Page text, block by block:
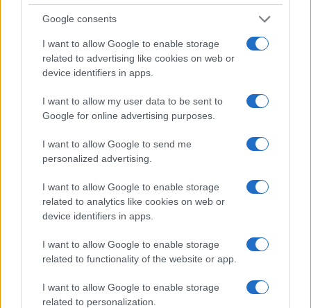
Google consents
I want to allow Google to enable storage
related to advertising like cookies on web or
device identifiers in apps.
I want to allow my user data to be sent to
Google for online advertising purposes.
I want to allow Google to send me
personalized advertising.
I want to allow Google to enable storage
related to analytics like cookies on web or
device identifiers in apps.
I want to allow Google to enable storage
related to functionality of the website or app.
I want to allow Google to enable storage
related to personalization.
daGoogle News
Condividi l'articolo
F
a
ce
o
o
k
T
w
it
r
Pi
n
te
st
W
h
at
A
p
p
S
h
a
Articolo precedente
Michelle Hunziker in Gallura, bella anche dal
vivo: un amico vip svela come fa